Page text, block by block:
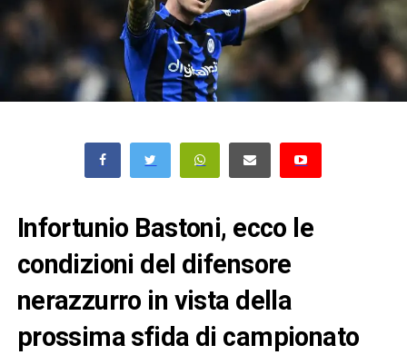
Infortunio Bastoni, ecco le
condizioni del difensore
nerazzurro in vista della
prossima sfida di campionato